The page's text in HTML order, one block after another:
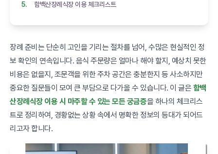
함백산장례식장 이용 체크리스트
장례 준비는 단순히 고인을 기리는 절차를 넘어, 수많은 현실적인 정
보 확인의 연속입니다. 음식 주문량은 얼마나 해야 할지, 예상치 못한
비용은 없을지, 조문객을 위한 주차 공간은 충분한지 등 사소하지만
중요한 질문들이 모여 큰 부담으로 다가올 수 있습니다. 이 글은 함백
산장례식장 이용 시 마주할 수 있는 모든 궁금증을 하나의 체크리스
트로 정리하여, 경황없는 상황 속에서 명확한 정보의 등대가 되어드
리고자 합니다.